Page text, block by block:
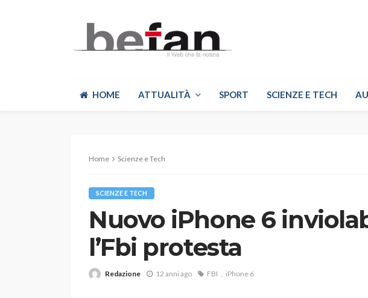
HOME ATTUALITÀ SPORT SCIENZE E TECH
Home Scienze e Tech
SCIENZE E TECH
Nuovo iPhone 6
l’Fbi protesta
Redazione 12 anni ago FBI iPhone 6